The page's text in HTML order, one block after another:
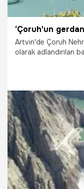
Artvin'de Çoruh Nehri
olarak adlandırılan
edilirse yaklaşık 60
Bunun da
15.01.2025 Ekonomi